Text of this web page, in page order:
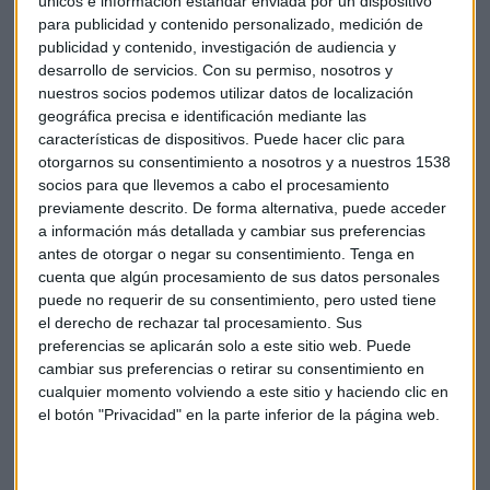
para publicidad y contenido personalizado, medición de
publicidad y contenido, investigación de audiencia y
desarrollo de servicios. Con su permiso, nosotros y
nuestros socios podemos utilizar datos de localización
geográfica precisa e identificación mediante las
características de dispositivos. Puede hacer clic para
otorgarnos su consentimiento a nosotros y a nuestros 1538
socios para que llevemos a cabo el procesamiento
previamente descrito. De forma alternativa, puede acceder
a información más detallada y cambiar sus preferencias
antes de otorgar o negar su consentimiento. Tenga en
cuenta que algún procesamiento de sus datos personales
puede no requerir de su consentimiento, pero usted tiene
el derecho de rechazar tal procesamiento. Sus
preferencias se aplicarán solo a este sitio web. Puede
cambiar sus preferencias o retirar su consentimiento en
cualquier momento volviendo a este sitio y haciendo clic en
el botón "Privacidad" en la parte inferior de la página web.
posible en cada una de las provincias españolas. Es cierto
que el turista continúa en busca de sol y playa para
combinar la práctica del golf. Sin embargo, cada vez más
visitantes encuentran en la montaña y otras actividades
complementarias como el enoturismo, el valor añadido a su
experiencia.
Un ejemplo de ello es Izki Golf. Este campo público de 18
hoyos, diseñado y pensado por el mítico Severano
Ballesteros, se encuentra emplazado en el Parque Natural
de Izki, en plena Montaña Alavesa, a tan solo 38km de la
Vitoria-Gasteiz (provincia de Álava).